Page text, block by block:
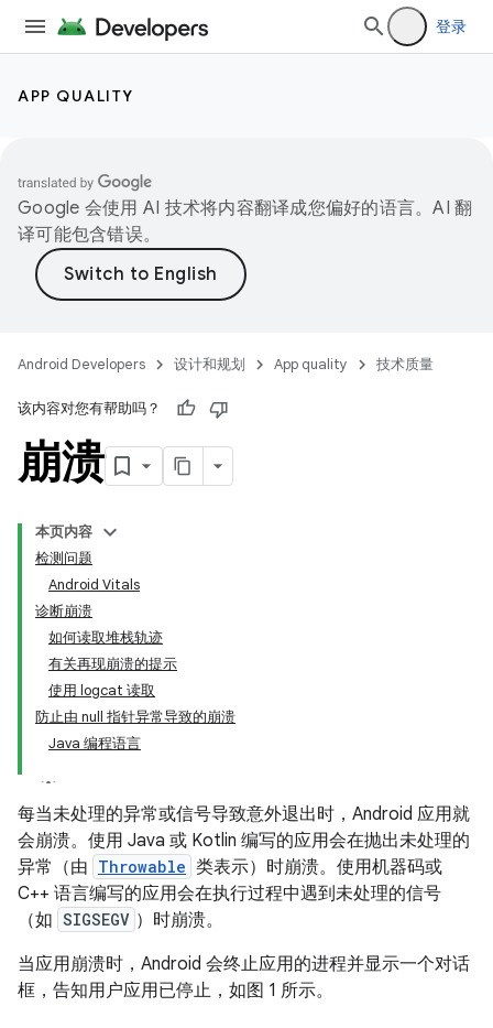
登录
APP QUALITY
Google 会使用 AI 技术将内容翻译成您偏好的语言。AI 翻
译可能包含错误。
Android Developers 设计和规划 App quality 技术质量
该内容对您有帮助吗？
崩溃
本页内容
检测问题
Android Vitals
诊断崩溃
如何读取堆栈轨迹
有关再现崩溃的提示
使用 logcat 读取
防止由 null 指针异常导致的崩溃
Java 编程语言
每当未处理的异常或信号导致意外退出时，Android 应用就
会崩溃。使用 Java 或 Kotlin 编写的应用会在抛出未处理的
异常（由 Throwable 类表示）时崩溃。使用机器码或
C++ 语言编写的应用会在执行过程中遇到未处理的信号
（如 SIGSEGV ）时崩溃。
当应用崩溃时，Android 会终止应用的进程并显示一个对话
框，告知用户应用已停止，如图 1 所示。